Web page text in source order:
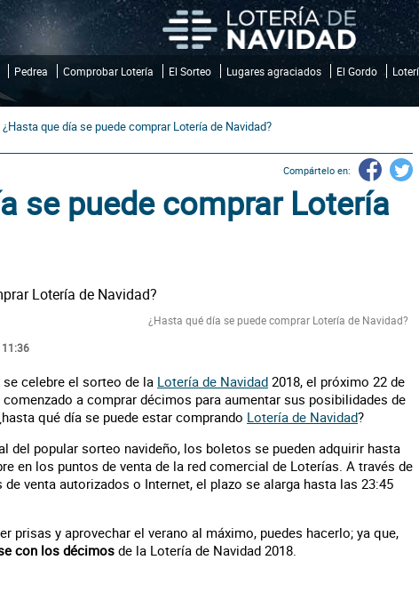
Pedrea Comprobar Lotería El Sorteo Lugares agraciados El Gordo
¿Hasta que día se puede comprar Lotería de Navidad?
Compártelo en:
se puede comprar Lotería
¿Hasta qué día se puede comprar Lotería de Navidad?
celebre el sorteo de la Lotería de Navidad 2018, el próximo 22 de
a comprar décimos para aumentar sus posibilidades de
qué día se puede estar comprando Lotería de Navidad?
del popular sorteo navideño, los boletos se pueden adquirir hasta
en los puntos de venta de la red comercial de Loterías. A través de
venta autorizados o Internet, el plazo se alarga hasta las 23:45
prisas y aprovechar el verano al máximo, puedes hacerlo; ya que,
con los décimosde la Lotería de Navidad 2018.